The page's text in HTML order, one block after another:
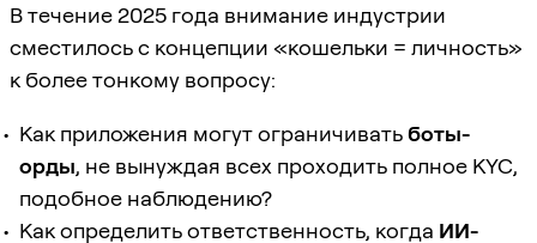
В течение 2025 года внимание индустрии
сместилось с концепции «кошельки = личность»
к более тонкому вопросу:
Как приложения могут ограничиватьботы-
орды, не вынуждая всех проходить полное KYC,
подобное наблюдению?
Как определить ответственность, когда ИИ-